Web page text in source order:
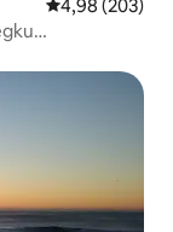
Средна
4,98 (203)